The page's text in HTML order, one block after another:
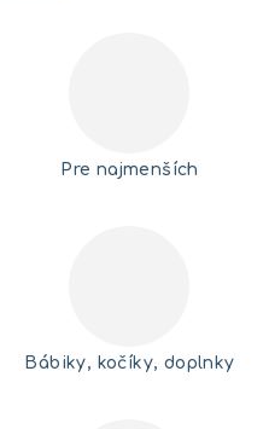
Pre najmenších
Bábiky, kočíky, doplnky